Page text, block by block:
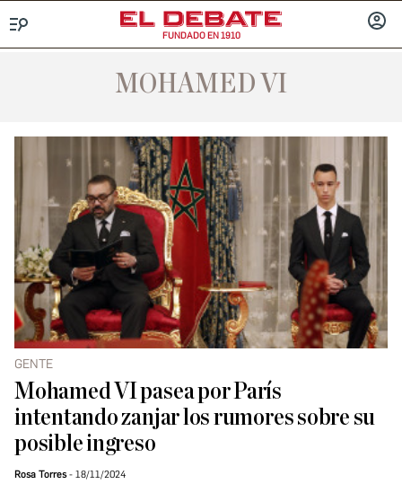
FUNDADO EN 1910
MOHAMED VI
GENTE
Mohamed VI pasea por París
intentando zanjar los rumores sobre su
posible ingreso
Rosa Torres 18/11/2024